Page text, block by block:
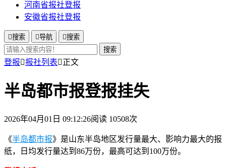
河南省报社登报
安徽省报社登报
搜索 导航 搜索
搜索
登报报社列表正文
半岛都市报登报挂失
2026年04月01日 09:12:26阅读 10508次
《半岛都市报》是山东半岛地区发行量最大、影响力最大的报
纸，日均发行量达到86万份，最高可达到100万份。